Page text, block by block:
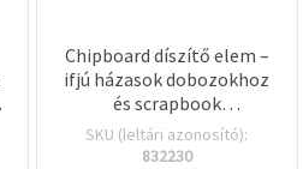
Chipboard díszítő elem –
ifjú házasok dobozokhoz
és scrapbook
albumokhoz, 50×35×1
mm, 2 db
SKU (leltári azonosító):
832230